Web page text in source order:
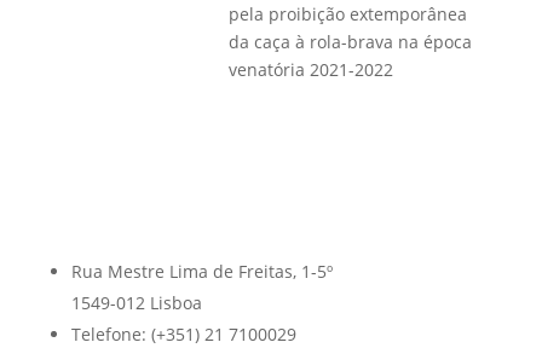
pela proibição extemporânea
da caça à rola-brava na época
venatória 2021-2022
Rua Mestre Lima de Freitas, 1-5º
1549-012 Lisboa
Telefone: (+351) 21 7100029